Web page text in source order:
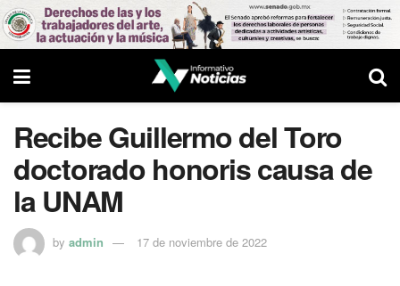
Recibe Guillermo del Toro
doctorado honoris causa de
la UNAM
by admin 17 de noviembre de 2022